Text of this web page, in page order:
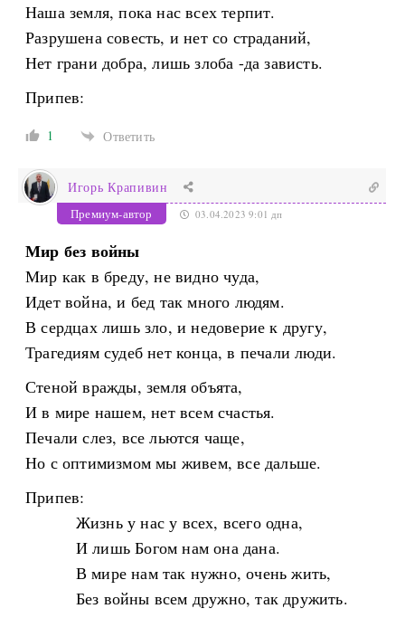
Наша земля, пока нас всех терпит.
Разрушена совесть, и нет со страданий,
Нет грани добра, лишь злоба -да зависть.
Припев:
1 Ответить
Игорь Крапивин
Премиум-автор 03.04.2023 9:01 дп
Мир без войны
Мир как в бреду, не видно чуда,
Идет война, и бед так много людям.
В сердцах лишь зло, и недоверие к другу,
Трагедиям судеб нет конца, в печали люди.
Стеной вражды, земля объята,
И в мире нашем, нет всем счастья.
Печали слез, все льются чаще,
Но с оптимизмом мы живем, все дальше.
Припев:
Жизнь у нас у всех, всего одна,
И лишь Богом нам она дана.
В мире нам так нужно, очень жить,
Без войны всем дружно, так дружить.